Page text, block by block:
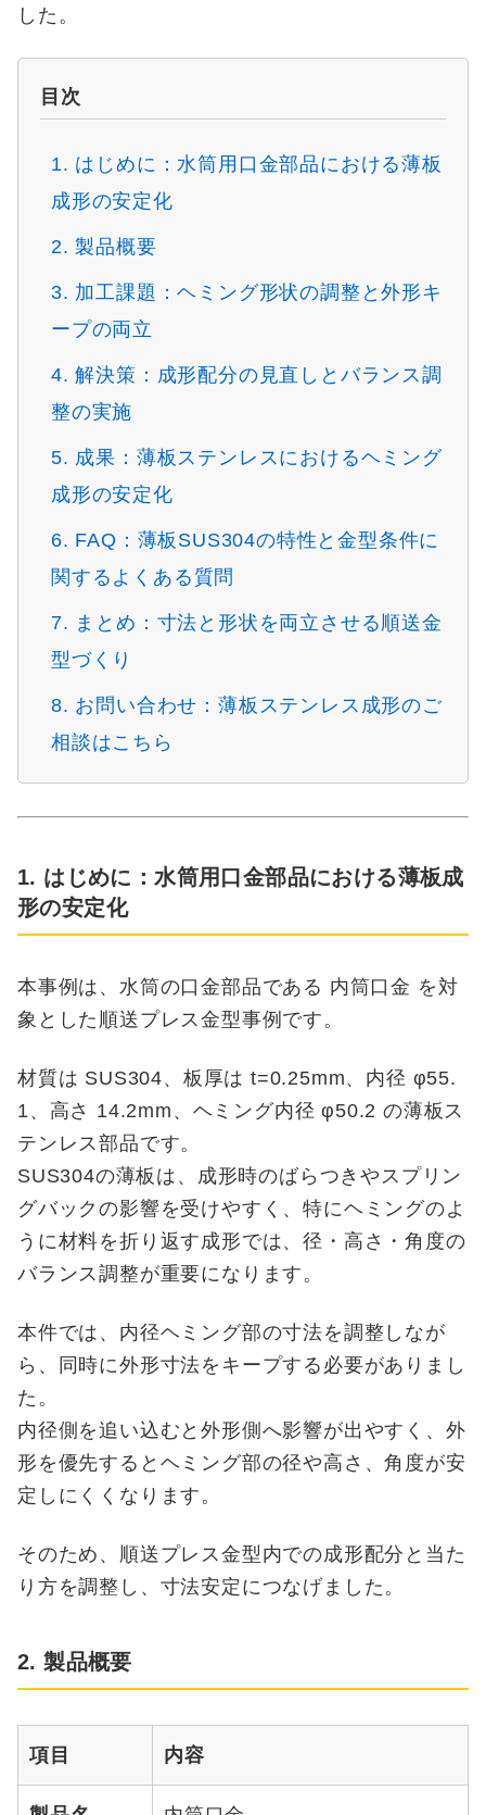
した。
目次
1. はじめに：水筒用口金部品における薄板
成形の安定化
2. 製品概要
3. 加工課題：ヘミング形状の調整と外形キ
ープの両立
4. 解決策：成形配分の見直しとバランス調
整の実施
5. 成果：薄板ステンレスにおけるヘミング
成形の安定化
6. FAQ：薄板SUS304の特性と金型条件に
関するよくある質問
7. まとめ：寸法と形状を両立させる順送金
型づくり
8. お問い合わせ：薄板ステンレス成形のご
相談はこちら
1. はじめに：水筒用口金部品における薄板成
形の安定化
本事例は、水筒の口金部品である 内筒口金 を対
象とした順送プレス金型事例です。
材質は SUS304、板厚は t=0.25mm、内径 φ55.
1、高さ 14.2mm、ヘミング内径 φ50.2 の薄板ス
テンレス部品です。
SUS304の薄板は、成形時のばらつきやスプリン
グバックの影響を受けやすく、特にヘミングのよ
うに材料を折り返す成形では、径・高さ・角度の
バランス調整が重要になります。
本件では、内径ヘミング部の寸法を調整しなが
ら、同時に外形寸法をキープする必要がありまし
た。
内径側を追い込むと外形側へ影響が出やすく、外
形を優先するとヘミング部の径や高さ、角度が安
定しにくくなります。
そのため、順送プレス金型内での成形配分と当た
り方を調整し、寸法安定につなげました。
2. 製品概要
項目 内容